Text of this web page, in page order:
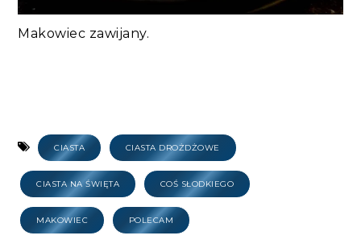
Makowiec zawijany.
CIASTA CIASTA DROŻDŻOWE
CIASTA NA ŚWIĘTA COŚ SŁODKIEGO
MAKOWIEC POLECAM